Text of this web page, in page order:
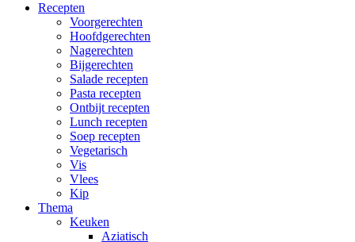
Recepten
Voorgerechten
Hoofdgerechten
Nagerechten
Bijgerechten
Salade recepten
Pasta recepten
Ontbijt recepten
Lunch recepten
Soep recepten
Vegetarisch
Vis
Vlees
Kip
Thema
Keuken
Aziatisch